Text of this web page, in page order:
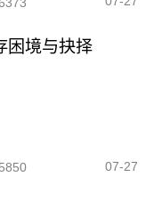
困境与抉择
5850 07-27